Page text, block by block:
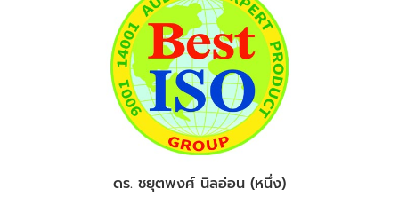
ดร. ชยุตพงศ์ นิลอ่อน (หนึ่ง)